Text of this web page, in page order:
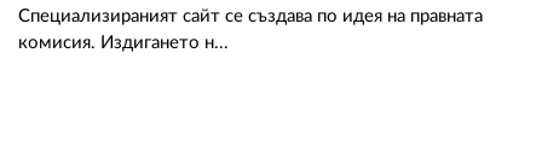
Специализираният сайт се създава по идея на правната
комисия. Издигането н...